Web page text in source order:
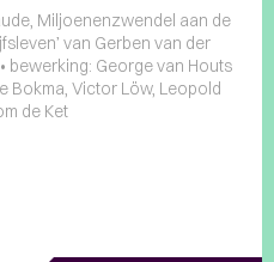
Miljoenenzwendel aan de
van Gerben van der
bewerking: George van Houts
Bokma, Victor Löw, Leopold
de Ket